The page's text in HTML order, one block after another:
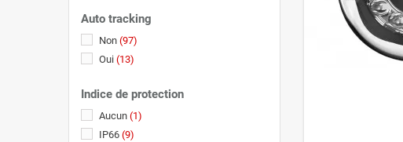
500 mètres en couleur
Vision nocturne sans IR
Optique x 36
Optique x 42
Auto tracking
Non (97)
Oui (13)
Indice de protection
Aucun (1)
IP66 (9)